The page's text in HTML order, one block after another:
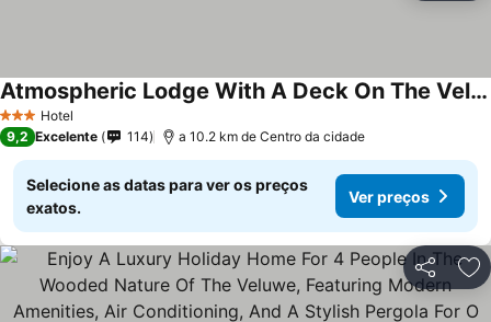
3 EstrelasHotel
Atmospheric Lodge With A Deck On The Veluwe
9,2 Excelente 114 a 10.2 km de Centro da cidade
Selecione as datas para ver os preços
exatos.
Ver preços
Partilhar